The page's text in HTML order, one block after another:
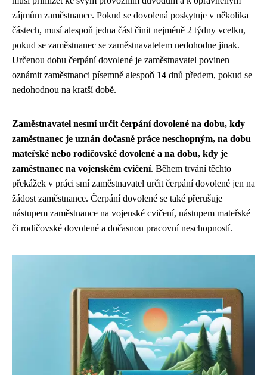
zájmům zaměstnance. Pokud se dovolená poskytuje v několika
částech, musí alespoň jedna část činit nejméně 2 týdny vcelku,
pokud se zaměstnanec se zaměstnavatelem nedohodne jinak.
Určenou dobu čerpání dovolené je zaměstnavatel povinen
oznámit zaměstnanci písemně alespoň 14 dnů předem, pokud se
nedohodnou na kratší době.
Zaměstnavatel nesmí určit čerpání dovolené na dobu, kdy
zaměstnanec je uznán dočasně práce neschopným, na dobu
mateřské nebo rodičovské dovolené a na dobu, kdy je
zaměstnanec na vojenském cvičení. Během trvání těchto
překážek v práci smí zaměstnavatel určit čerpání dovolené jen na
žádost zaměstnance. Čerpání dovolené se také přerušuje
nástupem zaměstnance na vojenské cvičení, nástupem mateřské
či rodičovské dovolené a dočasnou pracovní neschopností.